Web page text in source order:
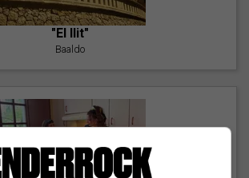
"El llit"
Baaldo